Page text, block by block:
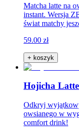
Matcha latte na
instant. Wersja
świat matchy
59.00 zł
+ koszyk
Hojicha
Odkryj
owsianego w
comfort drink!